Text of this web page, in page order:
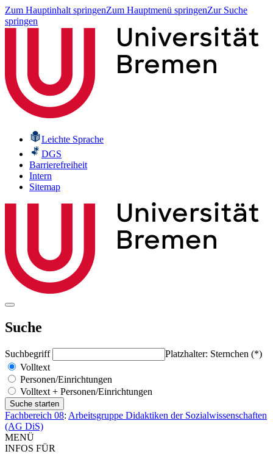
Zum Hauptinhalt springenZum Hauptmenü springenZur Suche
springen
Leichte Sprache
DGS
Barrierefreiheit
Intern
Sitemap
Suche
Suchbegriff
Platzhalter: Sternchen (*)
Volltext
Personen/Einrichtungen
Volltext + Personen/Einrichtungen
Fachbereich 08: Arbeitsgruppe Didaktiken der Sozialwissenschaften
(AG DiS)
MENÜ
INFOS FÜR